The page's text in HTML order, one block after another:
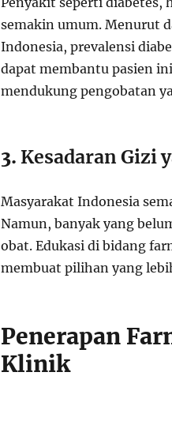
semakin umum. Menurut
Indonesia, prevalensi
dapat membantu pasien
mendukung pengobatan
3. Kesadaran Gizi
Masyarakat Indonesia
Namun, banyak yang
obat. Edukasi di bidang
membuat pilihan yang
Penerapan
Klinik